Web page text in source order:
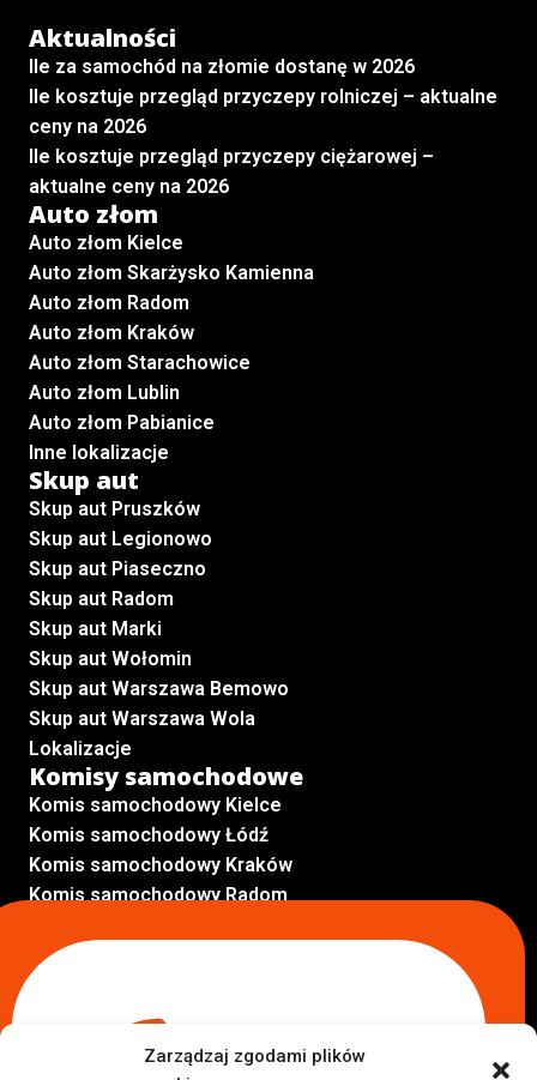
Zarządzaj zgodami plików
Aktualności
Ile za samochód na złomie dostanę w 2026
Ile kosztuje przegląd przyczepy rolniczej – aktualne
ceny na 2026
Ile kosztuje przegląd przyczepy ciężarowej –
aktualne ceny na 2026
Auto złom
Auto złom Kielce
Auto złom Skarżysko Kamienna
Auto złom Radom
Auto złom Kraków
Auto złom Starachowice
Auto złom Lublin
Auto złom Pabianice
Inne lokalizacje
Skup aut
Skup aut Pruszków
Skup aut Legionowo
Skup aut Piaseczno
Skup aut Radom
Skup aut Marki
Skup aut Wołomin
Skup aut Warszawa Bemowo
Skup aut Warszawa Wola
Lokalizacje
Komisy samochodowe
Komis samochodowy Kielce
Komis samochodowy Łódź
Komis samochodowy Kraków
Komis samochodowy Radom
Komis samochodowy Opole
Komis samochodowy Lublin
Komis samochodowy Sochaczew
Inne Lokalizacje